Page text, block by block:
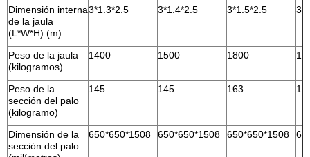
Dimensión interna
de la jaula
(L*W*H) (m)
3*1.3*2.5 3*1.4*2.5 3*1.5*2.5
Peso de la jaula
(kilogramos)
1400 1500 1800
Peso de la
sección del palo
(kilogramo)
145 145 163
Dimensión de la
sección del palo
650*650*1508 650*650*1508 650*650*1508